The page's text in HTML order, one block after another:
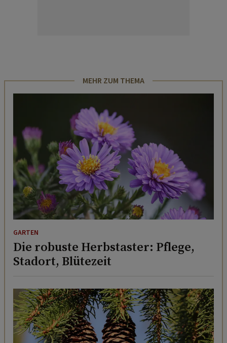
MEHR ZUM THEMA
GARTEN
Die robuste Herbstaster: Pflege,
Stadort, Blütezeit